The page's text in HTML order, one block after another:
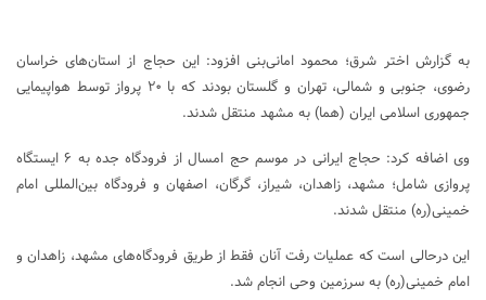
به گزارش اختر شرق؛ محمود امانی‌بنی افزود: این حجاج از استان‌های خراسان
رضوی، جنوبی و شمالی، تهران و گلستان بودند که با ۲۰ پرواز توسط هواپیمایی
جمهوری اسلامی ایران (هما) به مشهد منتقل شدند.
وی اضافه کرد: حجاج ایرانی در موسم حج امسال از فرودگاه جده به ۶ ایستگاه
پروازی شامل؛ مشهد، زاهدان، شیراز، گرگان، اصفهان و فرودگاه بین‌المللی امام
خمینی(ره) منتقل شدند.
این درحالی است که عملیات رفت آنان فقط از طریق فرودگاه‌های مشهد، زاهدان و
امام خمینی(ره) به سرزمین وحی انجام شد.